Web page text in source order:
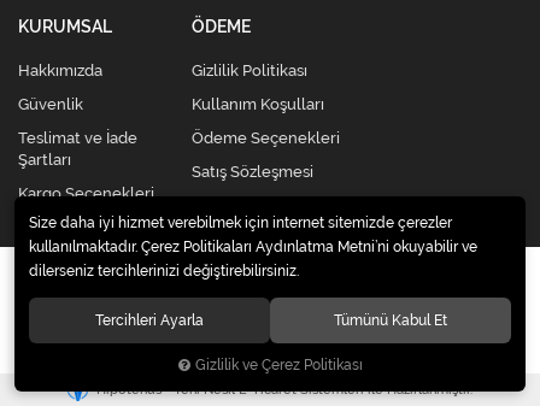
KURUMSAL
Hakkımızda
Güvenlik
Teslimat ve İade
Şartları
Kargo Seçenekleri
ÖDEME
Gizlilik Politikası
Kullanım Koşulları
Ödeme Seçenekleri
Satış Sözleşmesi
© 2020Kredi Kartsız Elden Taksitli Alışveriş Merkezi |
Hipotenüs Yeni Nesil E-Ticaret Sistemleri ile Hazırlanmıştır.
Size daha iyi hizmet verebilmek için internet sitemizde çerezler
kullanılmaktadır. Çerez Politikaları Aydınlatma Metni’ni okuyabilir ve
dilerseniz tercihlerinizi değiştirebilirsiniz.
Tercihleri Ayarla Tümünü Kabul Et
Gizlilik ve Çerez Politikası